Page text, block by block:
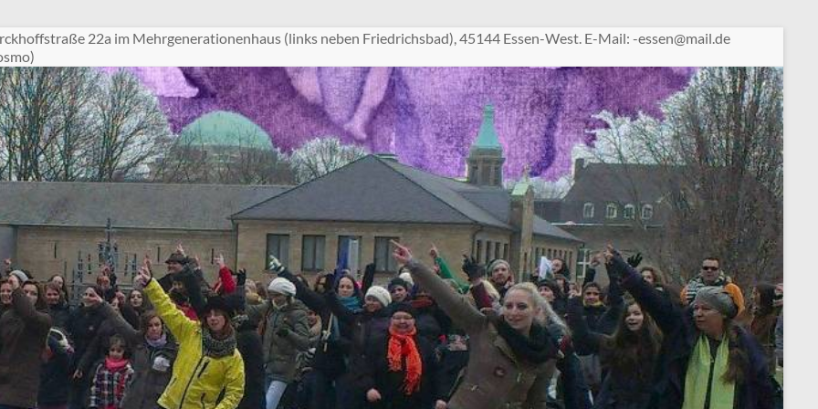
22a im Mehrgenerationenhaus (links neben Friedrichsbad), 45144 Essen-West. E-Mail: ed.li
am@ne
sse-